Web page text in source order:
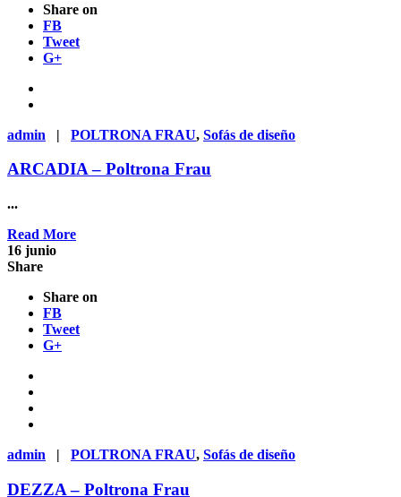
Share on
FB
Tweet
G+
admin | POLTRONA FRAU, Sofás de diseño
ARCADIA – Poltrona Frau
...
Read More
16 junio
Share
Share on
FB
Tweet
G+
admin | POLTRONA FRAU, Sofás de diseño
DEZZA – Poltrona Frau